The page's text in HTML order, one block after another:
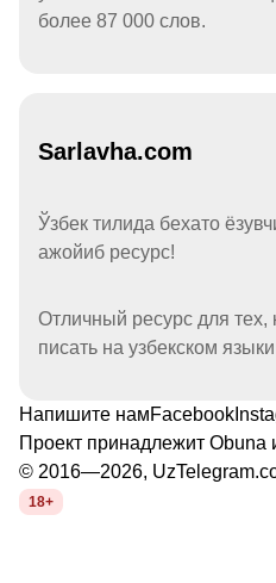
более 87 000 слов.
Sarlavha.com
Ўзбек тилида бехато
ажойиб ресурс!
Отличный ресурс для тех,
писать на узбекском
Напишите намFacebook
Проект принадлежит Obuna
© 2016—2026,
18+